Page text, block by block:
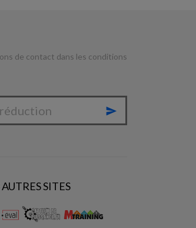
de contact dans les conditions

SITES